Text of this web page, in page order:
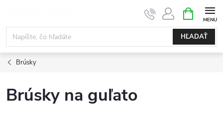
obsah
HĽADAŤ
KOŠÍK
Brúsky
Brúsky na guľato